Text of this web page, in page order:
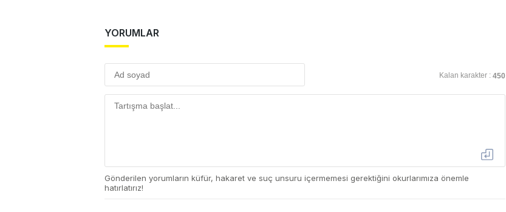
YORUMLAR
Kalan karakter : 450
Gönderilen yorumların küfür, hakaret ve suç unsuru içermemesi gerektiğini okurlarımıza önemle
hatırlatırız!